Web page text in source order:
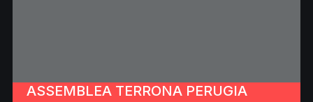
ASSEMBLEA TERRONA PERUGIA